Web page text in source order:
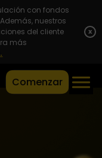
con fondos
nuestros
del cliente
más
x
Comenzar